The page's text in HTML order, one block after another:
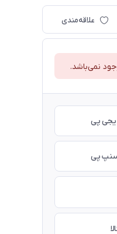
علاقه‌مندی
نمی‌باشد.